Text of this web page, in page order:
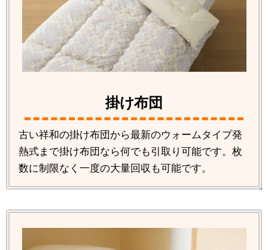
掛け布団
古い祥和の掛け布団から最新のウォームタイプ発
熱式まで掛け布団なら何でも引取り可能です。枚
数に制限なく一度の大量回収も可能です。